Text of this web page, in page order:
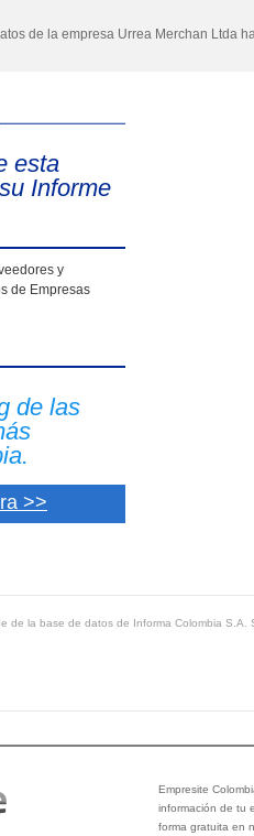
de la empresa Urrea Merchan Ltda
esta
Informe
y
de Empresas
de las
>>
de la base de datos de Informa Colombia
Empresite
información de tu
forma gratuita en